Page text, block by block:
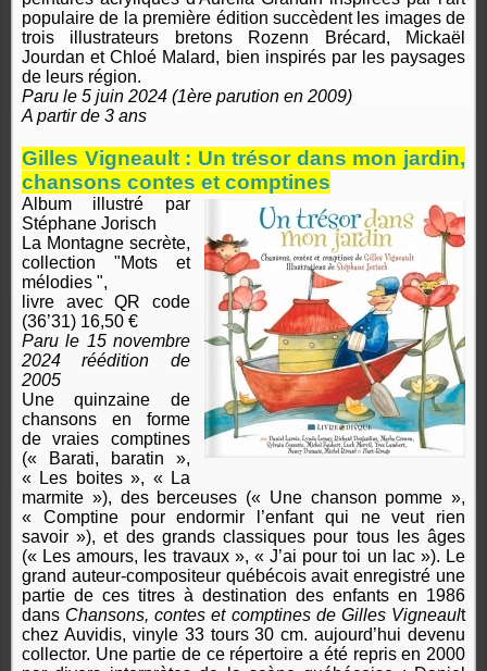
populaire de la première édition succèdent les images de
trois illustrateurs bretons Rozenn Brécard, Mickaël
Jourdan et Chloé Malard, bien inspirés par les paysages
de leurs région.
Paru le 5 juin 2024 (1ère parution en 2009)
A partir de 3 ans
Gilles Vigneault : Un trésor dans mon jardin,
chansons contes et comptines
Album illustré par
Stéphane Jorisch
La Montagne secrète,
collection "Mots et
mélodies ",
livre avec QR code
(36’31) 16,50 €
Paru le 15 novembre
2024 réédition de
2005
Une quinzaine de
chansons en forme
de vraies comptines
(« Barati, baratin »,
« Les boites », « La
marmite »), des berceuses (« Une chanson pomme »,
« Comptine pour endormir l’enfant qui ne veut rien
savoir »), et des grands classiques pour tous les âges
(« Les amours, les travaux », « J’ai pour toi un lac »). Le
grand auteur-compositeur québécois avait enregistré une
partie de ces titres à destination des enfants en 1986
dans Chansons, contes et comptines de Gilles Vigneault
chez Auvidis, vinyle 33 tours 30 cm. aujourd’hui devenu
collector. Une partie de ce répertoire a été repris en 2000